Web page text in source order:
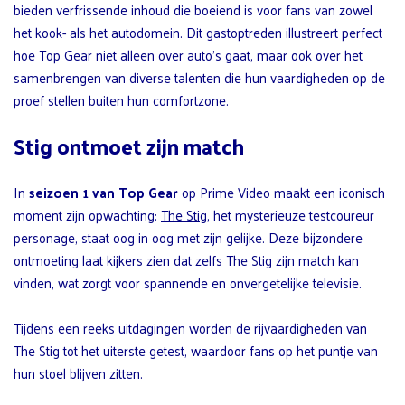
bieden verfrissende inhoud die boeiend is voor fans van zowel
het kook- als het autodomein. Dit gastoptreden illustreert perfect
hoe Top Gear niet alleen over auto’s gaat, maar ook over het
samenbrengen van diverse talenten die hun vaardigheden op de
proef stellen buiten hun comfortzone.
Stig ontmoet zijn match
Inseizoen 1 van Top Gearop Prime Video maakt een iconisch
moment zijn opwachting:The Stig, het mysterieuze testcoureur
personage, staat oog in oog met zijn gelijke. Deze bijzondere
ontmoeting laat kijkers zien dat zelfs The Stig zijn match kan
vinden, wat zorgt voor spannende en onvergetelijke televisie.
Tijdens een reeks uitdagingen worden de rijvaardigheden van
The Stig tot het uiterste getest, waardoor fans op het puntje van
hun stoel blijven zitten.